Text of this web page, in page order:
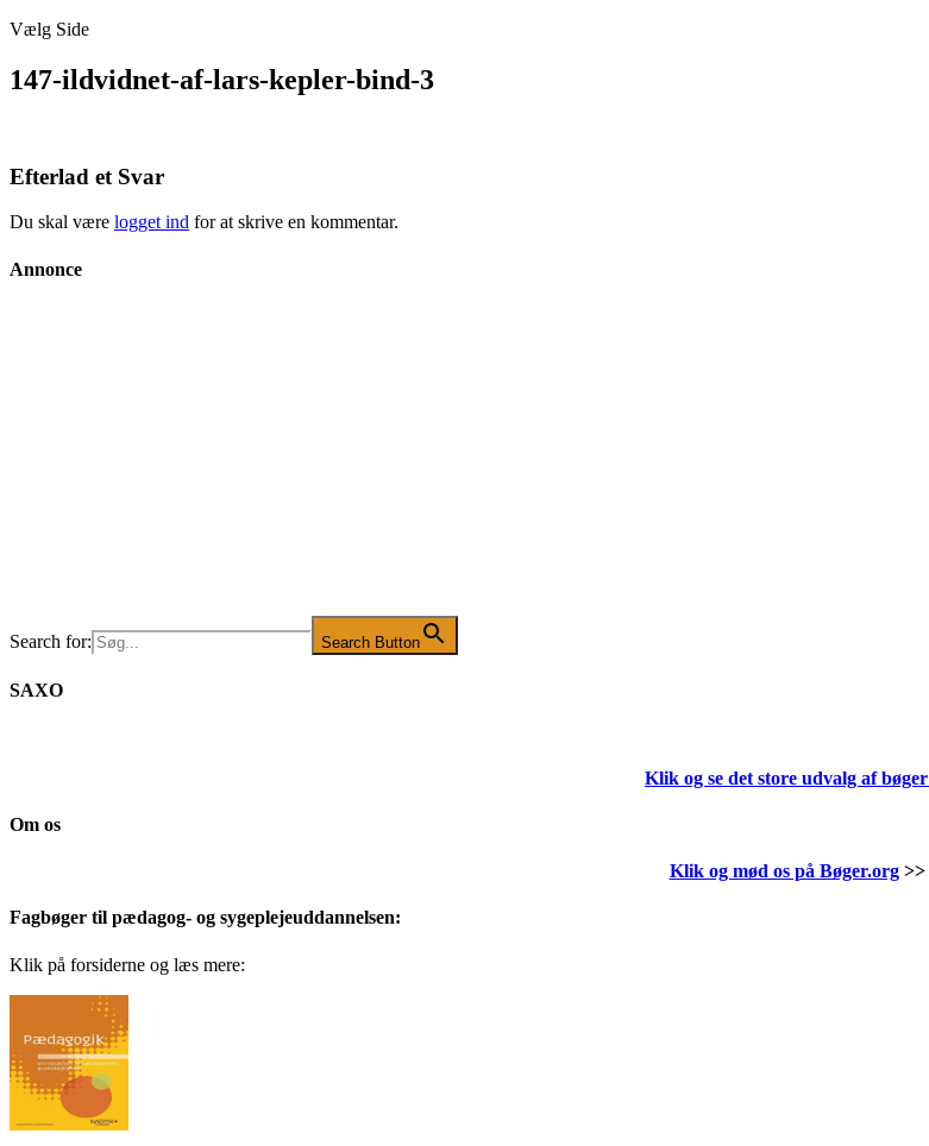
Vælg Side
147-ildvidnet-af-lars-kepler-bind-3
Efterlad et Svar
Du skal være logget ind for at skrive en kommentar.
Annonce
Search for: Search Button
SAXO
Klik og se det store udvalg af bøger
Om os
Klik og mød os på Bøger.org>>
Fagbøger til pædagog- og sygeplejeuddannelsen:
Klik på forsiderne og læs mere: